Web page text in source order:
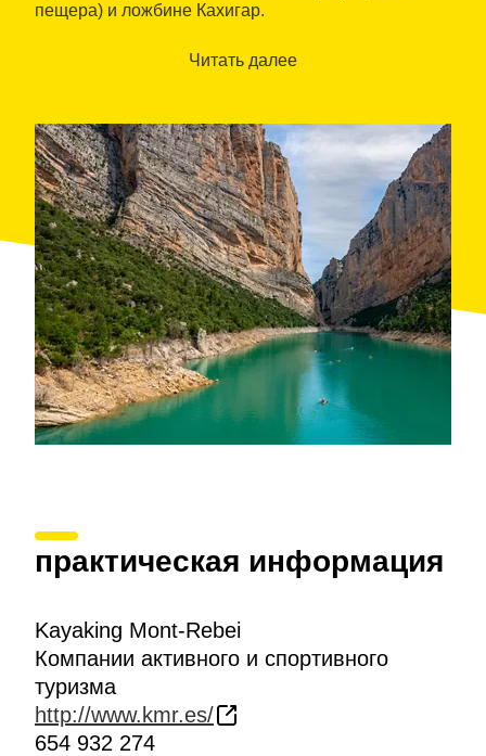
пещера) и ложбине Кахигар.
организовать размещениев хостеле или в
Читать далее
практическая информация
Kayaking Mont-Rebei
Компании активного и спортивного
туризма
http://www.kmr.es/
654 932 274